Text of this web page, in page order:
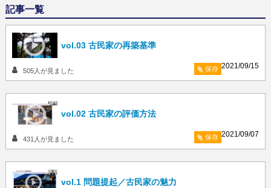
記事一覧
vol.03 古民家の再築基準
2021/09/15
505 人が見ました 保存
vol.02 古民家の評価方法
2021/09/07
431 人が見ました 保存
vol.1 問題提起／古民家の魅力